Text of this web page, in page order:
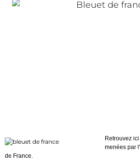
Retrouvez
menées par
de France.